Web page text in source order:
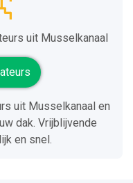
uit Musselkanaal
uit Musselkanaal en
dak. Vrijblijvende
en snel.